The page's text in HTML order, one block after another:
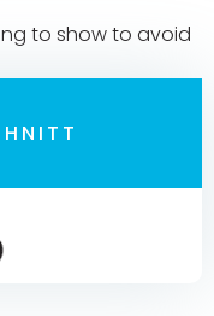
to show to avoid